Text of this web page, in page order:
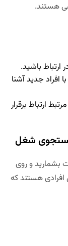
هستند.
ارتباط باشید.
افراد جدید آشنا
ارتباط برقرار
بشمارید و روی
افرادی هستند که